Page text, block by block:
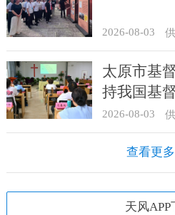
2026-08-03
太原市基
持我国基
力专题培
2026-08-03
查看更多
天风APP